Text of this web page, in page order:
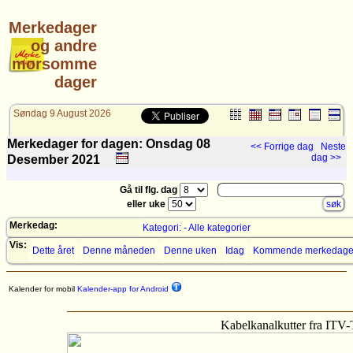
Merkedager
og andre
morsomme
dager
Søndag 9 August 2026
Merkedager for dagen: Onsdag 08
Desember 2021
<< Forrige dag
Neste
dag >>
Gå til flg. dag
eller uke
Merkedag:
Kategori: - Alle kategorier
Vis:
Dette året Denne måneden Denne uken Idag Kommende
Kalender for mobil Kalender-app for Android
Kabelkanalkutter fra ITV-